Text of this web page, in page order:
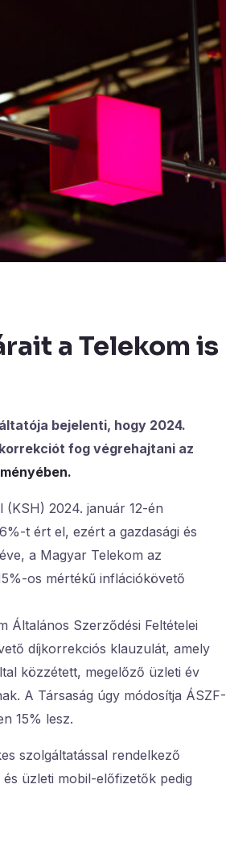
a Telekom is
bejelenti, hogy 2024.
fog végrehajtani az
(KSH) 2024. január 12-én
t ért el, ezért a gazdasági és
a Magyar Telekom az
os mértékű inflációkövető
Általános Szerződési Feltételei
díjkorrekciós klauzulát, amely
közzétett, megelőző üzleti év
A Társaság úgy módosítja ÁSZF-
15% lesz.
szolgáltatással rendelkező
üzleti mobil-előfizetők pedig